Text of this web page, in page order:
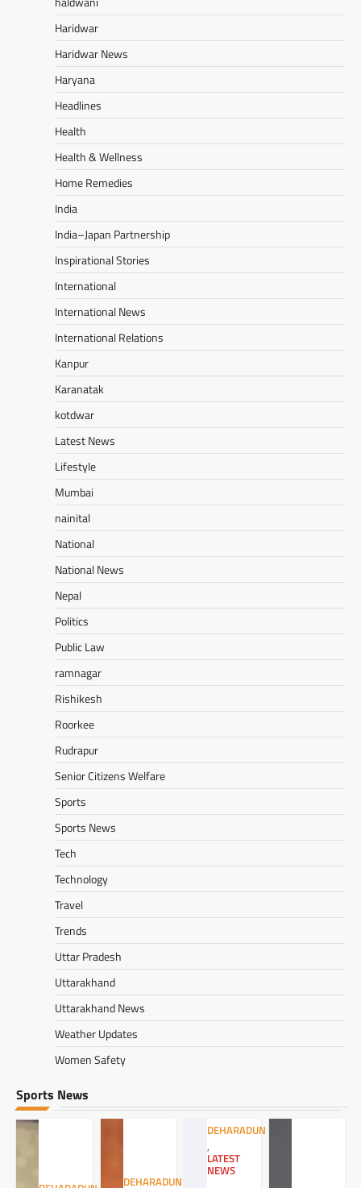
Haridwar
Haridwar News
Haryana
Headlines
Health
Health & Wellness
Home Remedies
India
India–Japan Partnership
Inspirational Stories
International
International News
International Relations
Kanpur
Karanatak
kotdwar
Latest News
Lifestyle
Mumbai
nainital
National
National News
Nepal
Politics
Public Law
ramnagar
Rishikesh
Roorkee
Rudrapur
Senior Citizens Welfare
Sports
Sports News
Tech
Technology
Travel
Trends
Uttar Pradesh
Uttarakhand
Uttarakhand News
Weather Updates
Women Safety
Sports News
DEHARADUN
DEHARADUN
,
LATEST
NEWS